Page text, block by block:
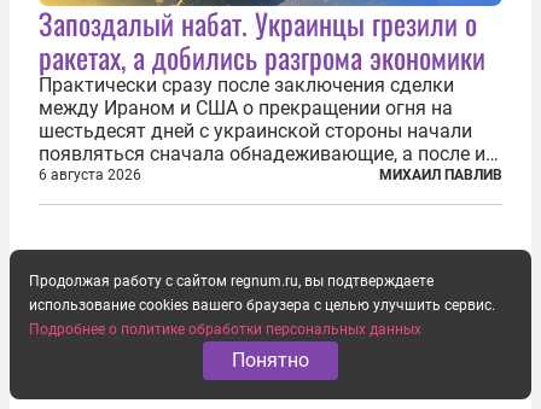
Запоздалый набат. Украинцы грезили о
ракетах, а добились разгрома экономики
Практически сразу после заключения сделки
между Ираном и США о прекращении огня на
шестьдесят дней с украинской стороны начали
появляться сначала обнадеживающие, а после и
вовсе бравурные заявления про некий «перелом»
в войне. Вероятно, в сознании первых лиц
6 августа 2026 МИХАИЛ ПАВЛИВ
Продолжая работу с сайтом regnum.ru, вы подтверждаете
использование cookies вашего браузера с целью улучшить сервис.
Подробнее о политике обработки персональных данных
Понятно